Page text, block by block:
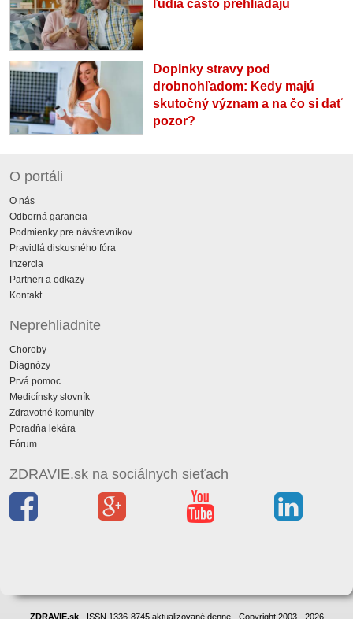
ľudia často prehliadajú
Doplnky stravy pod
drobnohľadom: Kedy majú
skutočný význam a na čo si dať
pozor?
O portáli
O nás
Odborná garancia
Podmienky pre návštevníkov
Pravidlá diskusného fóra
Inzercia
Partneri a odkazy
Kontakt
Neprehliadnite
Choroby
Diagnózy
Prvá pomoc
Medicínsky slovník
Zdravotné komunity
Poradňa lekára
Fórum
ZDRAVIE.sk na sociálnych sieťach
ZDRAVIE.sk- ISSN 1336-8745 aktualizované denne - Copyright 2003 - 2026